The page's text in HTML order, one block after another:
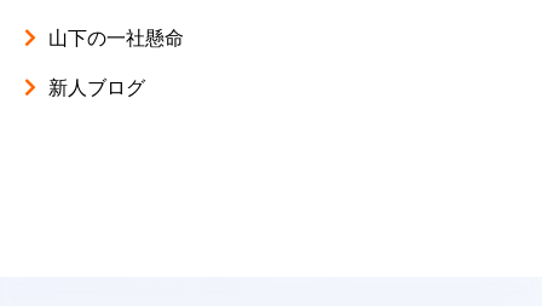
山下の一社懸命
新人ブログ